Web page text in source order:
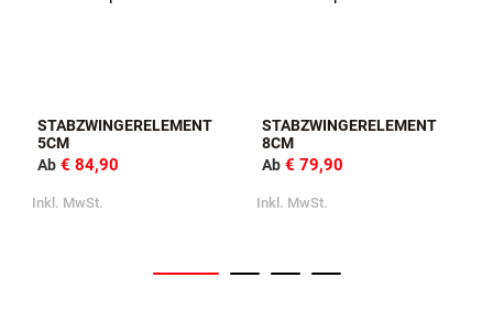
STABZWINGERELEMENT
5CM
Ab € 84,90
Inkl. MwSt.
STABZWINGERELEMENT
8CM
Ab € 79,90
Inkl. MwSt.